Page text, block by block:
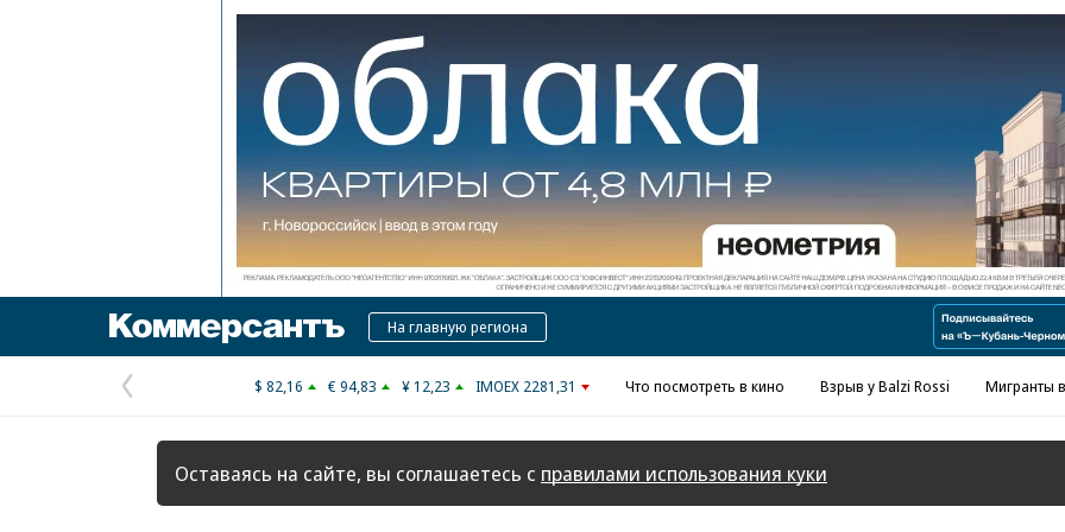
Реклама в «Ъ» www.kommersant.ru/ad
КоммерсантъНа главную региона
Предыдущая
страница
$ 82,16 € 94,83 ¥ 12,23 IMOEX 2281,31 Что посмотреть в кино Взрыв у Balzi Rossi Мигранты
Оставаясь на сайте, вы соглашаетесь с правилами использования куки